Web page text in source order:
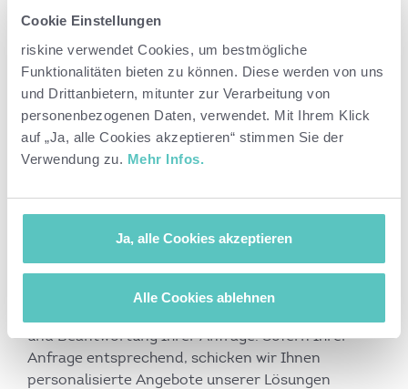
Cookie Einstellungen
riskine verwendet Cookies, um bestmögliche
Funktionalitäten bieten zu können. Diese werden von uns
und Drittanbietern, mitunter zur Verarbeitung von
personenbezogenen Daten, verwendet. Mit Ihrem Klick
auf „Ja, alle Cookies akzeptieren“ stimmen Sie der
Verwendung zu. Mehr Infos.
Ja, alle Cookies akzeptieren
Alle Cookies ablehnen
Zweck und Art der verarbeiteten Daten dürfen
wir auf die Datenschutzerklärung von LinkedIn
verweisen:
https://de.linkedin.com/legal/privacy-policy
5. Kontaktanfragen über unsere
Website
Wir bieten Besucher:innen unserer Website die
stellen. Dazu verwenden wir Formulare des
Unternehmens HubSpot, Inc. Wir verarbeiten Ihre
persönlichen Daten (Vorname, Nachname, E-
und Beantwortung Ihrer Anfrage. Sofern Ihrer
Anfrage entsprechend, schicken wir Ihnen
personalisierte Angebote unserer Lösungen